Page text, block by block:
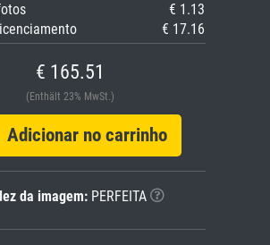
€ 1.13
€ 17.16
€ 165.51
(Enthält 23% MwSt.)
no carrinho
da imagem: PERFEITA